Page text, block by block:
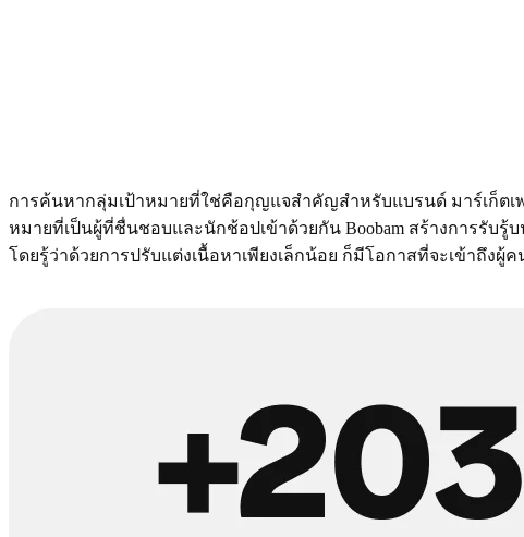
การค้นหากลุ่มเป้าหมายที่ใช่คือกุญแจสำคัญสำหรับแบรนด์ มาร์เก็ตเพ
หมายที่เป็นผู้ที่ชื่นชอบและนักช้อปเข้าด้วยกัน Boobam สร้างการรับ
โดยรู้ว่าด้วยการปรับแต่งเนื้อหาเพียง​เล็กน้อย ก็มีโอกาสที่จะเข้าถึงผู้ค